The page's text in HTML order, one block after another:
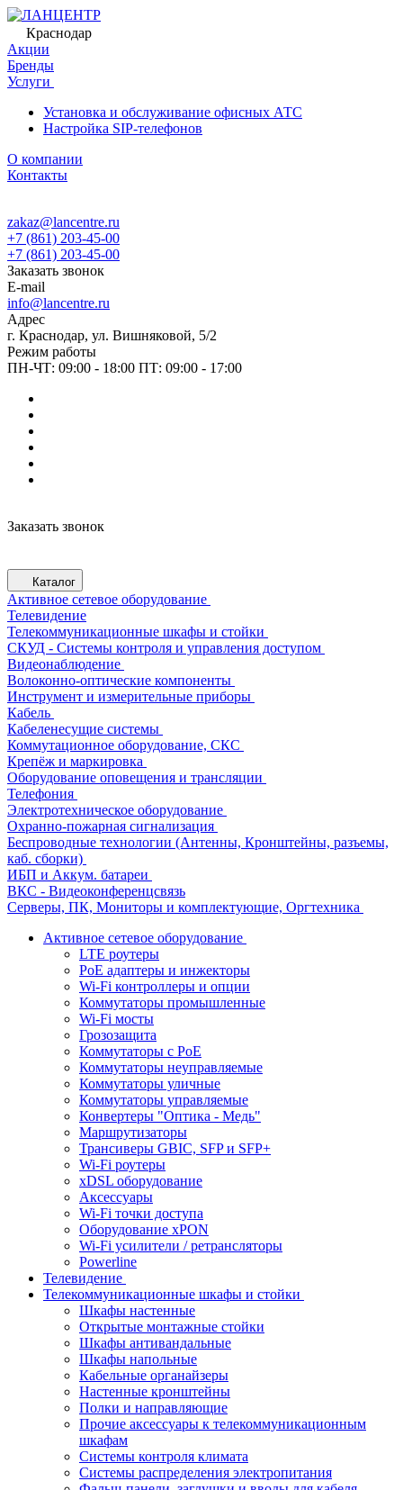
Краснодар
Акции
Бренды
Услуги
Установка и обслуживание офисных АТС
Настройка SIP-телефонов
О компании
Контакты
zakaz@lancentre.ru
+7 (861) 203-45-00
+7 (861) 203-45-00
Заказать звонок
E-mail
info@lancentre.ru
Адрес
г. Краснодар, ул. Вишняковой, 5/2
Режим работы
ПН-ЧТ: 09:00 - 18:00 ПТ: 09:00 - 17:00
Заказать звонок
Каталог
Активное сетевое оборудование
Телевидение
Телекоммуникационные шкафы и стойки
СКУД - Системы контроля и управления доступом
Видеонаблюдение
Волоконно-оптические компоненты
Инструмент и измерительные приборы
Кабель
Кабеленесущие системы
Коммутационное оборудование, СКС
Крепёж и маркировка
Оборудование оповещения и трансляции
Телефония
Электротехническое оборудование
Охранно-пожарная сигнализация
Беспроводные технологии (Антенны, Кронштейны, разъемы,
каб. сборки)
ИБП и Аккум. батареи
ВКС - Видеоконференцсвязь
Серверы, ПК, Мониторы и комплектующие, Оргтехника
Активное сетевое оборудование
LTE роутеры
PoE адаптеры и инжекторы
Wi-Fi контроллеры и опции
Коммутаторы промышленные
Wi-Fi мосты
Грозозащита
Коммутаторы c PoE
Коммутаторы неуправляемые
Коммутаторы уличные
Коммутаторы управляемые
Конвертеры "Оптика - Медь"
Маршрутизаторы
Трансиверы GBIC, SFP и SFP+
Wi-Fi роутеры
xDSL оборудование
Аксессуары
Wi-Fi точки доступа
Оборудование хPON
Wi-Fi усилители / ретрансляторы
Powerline
Телевидение
Телекоммуникационные шкафы и стойки
Шкафы настенные
Открытые монтажные стойки
Шкафы антивандальные
Шкафы напольные
Кабельные органайзеры
Настенные кронштейны
Полки и направляющие
Прочие аксессуары к телекоммуникационным
шкафам
Системы контроля климата
Системы распределения электропитания